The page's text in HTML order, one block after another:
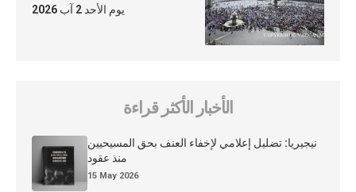
يوم الأحد 2 آب 2026
الأخبار الأكثر قراءة
نيجيريا: تضليل إعلامي لإخفاء العنف بحق المسيحيين
منذ عقود
15 May 2026